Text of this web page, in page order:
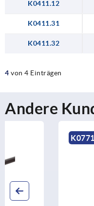
K0411.12
K0411.31
K0411.32
4 von 4 Einträgen
Andere